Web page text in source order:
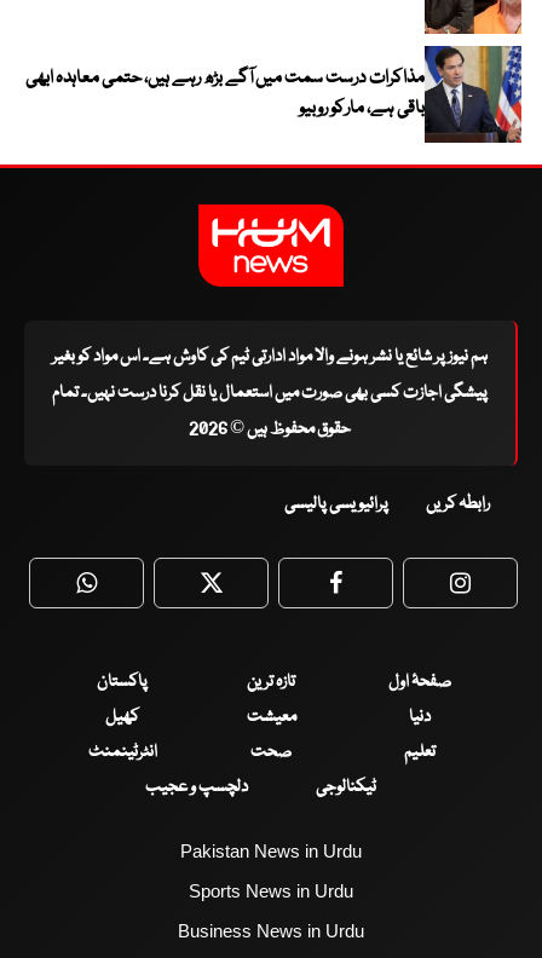
مذاکرات درست سمت میں آگے بڑھ رہے ہیں، حتمی معاہدہ ابھی
باقی ہے، مارکو روبیو
ہم نیوز پر شائع یا نشر ہونے والا مواد ادارتی ٹیم کی کاوش ہے۔ اس مواد کو بغیر
پیشگی اجازت کسی بھی صورت میں استعمال یا نقل کرنا درست نہیں۔ تمام
حقوق محفوظ ہیں © 2026
رابطہ کریں پرائیویسی پالیسی
WhatsApp Twitter Facebook
صفحۂ اول تازہ ترین
پاکستان
دنیا
معیشت
کھیل
تعلیم
صحت
انٹرٹینمنٹ
ٹیکنالوجی
دلچسپ و عجیب
Pakistan News in Urdu
Sports News in Urdu
Business News in Urdu